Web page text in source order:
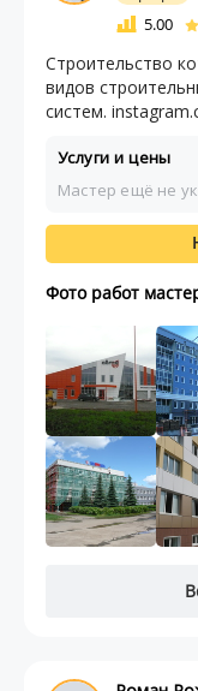
5.00
Строительство
видов
систем.
Услуги и цены
Мастер ещё не
Фото работ